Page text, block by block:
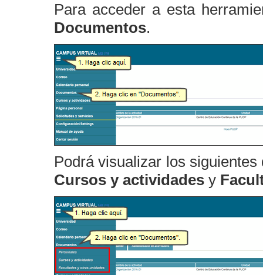
Para acceder a esta
Documentos.
Podrá visualizar los
Cursos y actividades y